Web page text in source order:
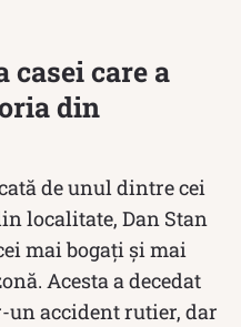
casei care a
din
de unul dintre cei
localitate, Dan Stan
mai bogați și mai
Acesta a decedat
accident rutier, dar